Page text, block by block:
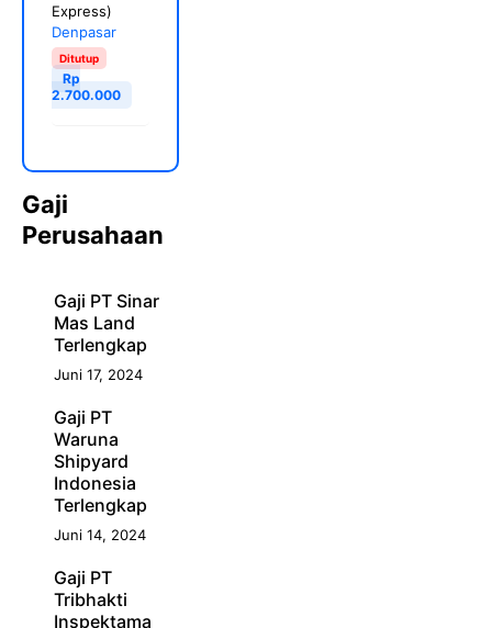
Express)
Denpasar
Ditutup
Rp
2.700.000
Gaji
Perusahaan
Gaji PT Sinar
Mas Land
Terlengkap
Juni 17, 2024
Gaji PT
Waruna
Shipyard
Indonesia
Terlengkap
Juni 14, 2024
Gaji PT
Tribhakti
Inspektama